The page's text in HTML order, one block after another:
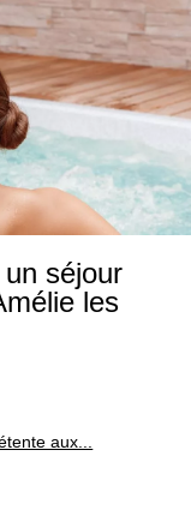
séjour
les
aux...